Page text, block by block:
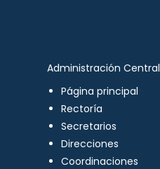
Administración Central
Página principal
Rectoría
Secretarios
Direcciones
Coordinaciones